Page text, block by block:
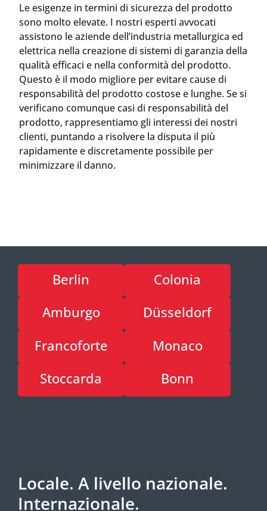
Le esigenze in termini di sicurezza del prodotto
sono molto elevate. I nostri esperti avvocati
assistono le aziende dell’industria metallurgica ed
elettrica nella creazione di sistemi di garanzia della
qualità efficaci e nella conformità del prodotto.
Questo è il modo migliore per evitare cause di
responsabilità del prodotto costose e lunghe. Se si
verificano comunque casi di responsabilità del
prodotto, rappresentiamo gli interessi dei nostri
clienti, puntando a risolvere la disputa il più
rapidamente e discretamente possibile per
minimizzare il danno.
Berlin
Colonia
Amburgo
Düsseldorf
Francoforte
Monaco
Stoccarda
Bonn
Locale. A livello nazionale.
Internazionale.